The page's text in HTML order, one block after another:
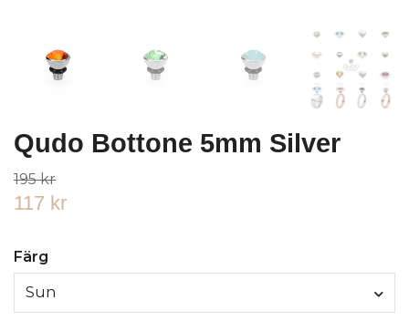
Qudo Bottone 5mm Silver
195 kr
117 kr
Färg
Sun